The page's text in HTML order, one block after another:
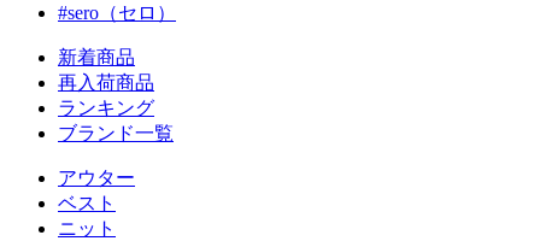
#sero（セロ）
新着商品
再入荷商品
ランキング
ブランド一覧
アウター
ベスト
ニット